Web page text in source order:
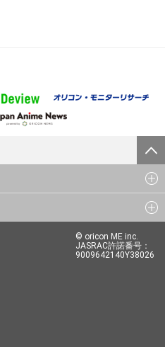
© oricon ME inc.
JASRAC許諾番号：
9009642140Y38026